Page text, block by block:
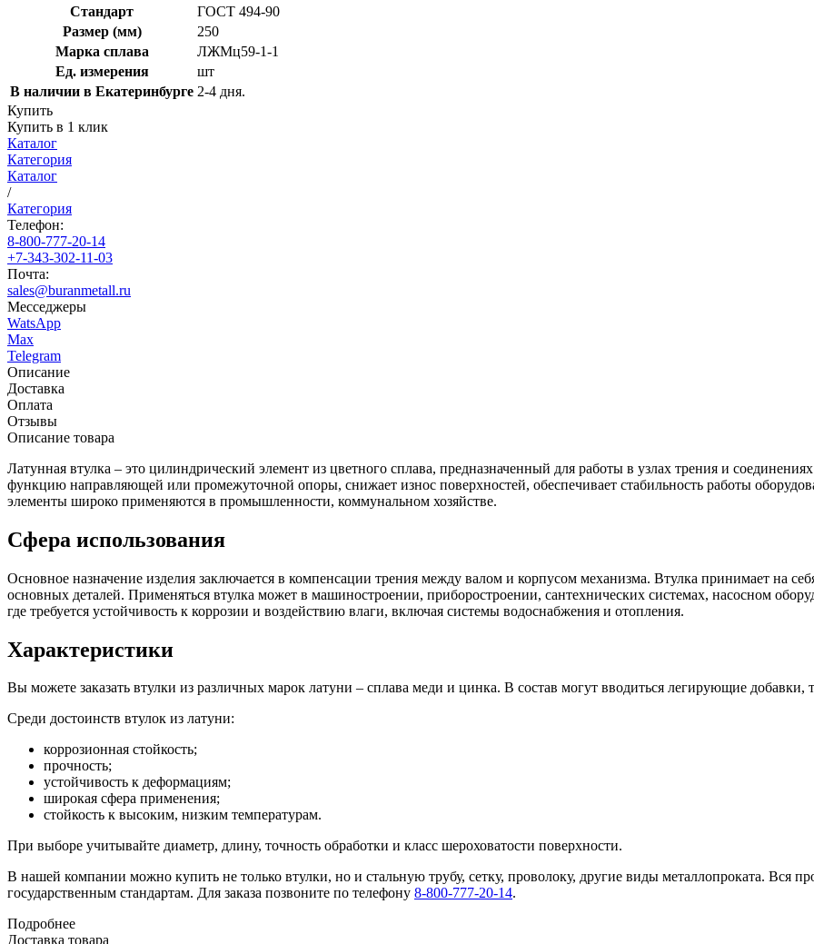
Стандарт
ГОСТ 494-90
Размер (мм)
250
Марка сплава
ЛЖМц59-1-1
Ед. измерения
шт
В наличии в Екатеринбурге 2-4 дня.
Купить
Купить в 1 клик
Каталог
Категория
Каталог
/
Категория
Телефон:
8-800-777-20-14
+7-343-302-11-03
Почта:
sales@buranmetall.ru
Месседжеры
WatsApp
Max
Telegram
Описание
Доставка
Оплата
Отзывы
Описание товара
Латунная втулка – это цилиндрический элемент из цветного сплава, предназначенный для работы в узлах трения и
функцию направляющей или промежуточной опоры, снижает износ поверхностей, обеспечивает стабильность работы
элементы широко применяются в промышленности, коммунальном хозяйстве.
Сфера использования
Основное назначение изделия заключается в компенсации трения между валом и корпусом механизма. Втулка принимает на
основных деталей. Применяться втулка может в машиностроении, приборостроении, сантехнических системах, насосном
где требуется устойчивость к коррозии и воздействию влаги, включая системы водоснабжения и отопления.
Характеристики
Вы можете заказать втулки из различных марок латуни – сплава меди и цинка. В состав могут вводиться легирующие
Среди достоинств втулок из латуни:
коррозионная стойкость;
прочность;
устойчивость к деформациям;
широкая сфера применения;
стойкость к высоким, низким температурам.
При выборе учитывайте диаметр, длину, точность обработки и класс шероховатости поверхности.
В нашей компании можно купить не только втулки, но и стальную трубу, сетку, проволоку, другие виды металлопроката. Вся
государственным стандартам. Для заказа позвоните по телефону 8-800-777-20-14.
Подробнее
Доставка товара